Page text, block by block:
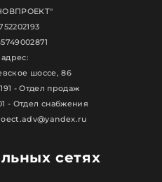
сетях
шоссе, 86
- Отдел продаж
- Отдел снабжения